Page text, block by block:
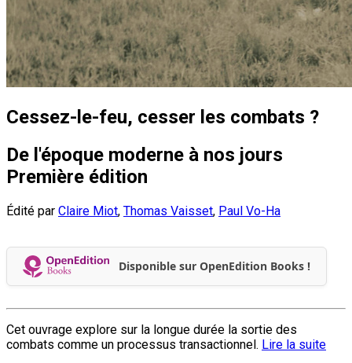
Cessez-le-feu, cesser les combats ?
De l'époque moderne à nos jours
Première édition
Édité par Claire Miot, Thomas Vaisset, Paul Vo-Ha
Disponible sur OpenEdition Books !
Cet ouvrage explore sur la longue durée la sortie des
combats comme un processus transactionnel. Lire la suite